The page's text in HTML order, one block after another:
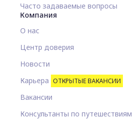
Часто задаваемые вопросы
Компания
О нас
Центр доверия
Новости
Карьера ОТКРЫТЫЕ ВАКАНСИИ
Вакансии
Консультанты по путешествиям